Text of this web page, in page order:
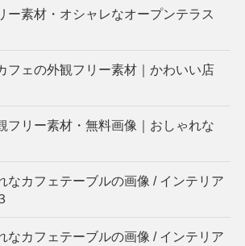
ー素材・オシャレなオープンテラス
フェの外観フリー素材｜かわいい店
フリー素材・無料画像｜おしゃれな
なカフェテーブルの画像 / インテリア
なカフェテーブルの画像 / インテリア